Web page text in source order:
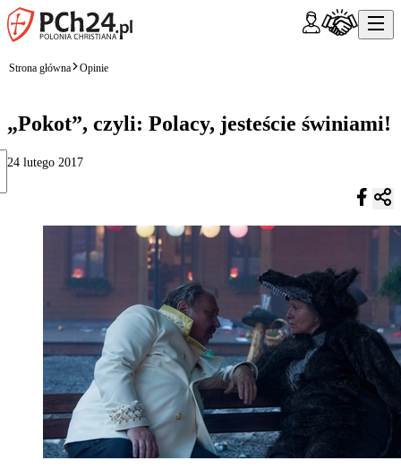
Strona główna Opinie
„Pokot”, czyli: Polacy, jesteście świniami!
24 lutego 2017